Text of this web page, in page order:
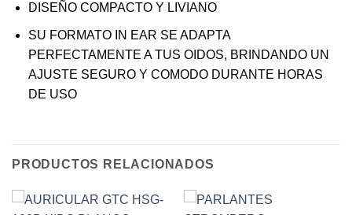
DISEÑO COMPACTO Y LIVIANO
SU FORMATO IN EAR SE ADAPTA
PERFECTAMENTE A TUS OIDOS, BRINDANDO UN
AJUSTE SEGURO Y COMODO DURANTE HORAS
DE USO
PRODUCTOS RELACIONADOS